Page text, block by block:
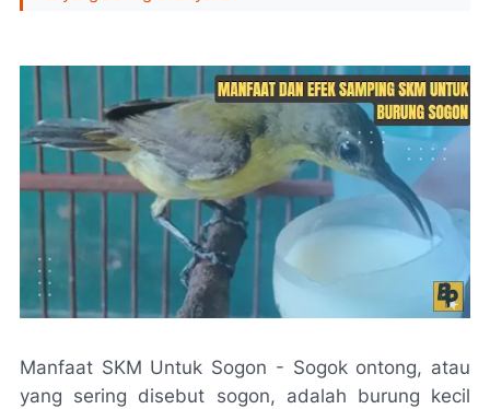
Manfaat SKM Untuk Sogon - Sogok ontong, atau
yang sering disebut sogon, adalah burung kecil